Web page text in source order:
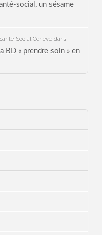
social, un sésame
Social Genèvedans
BD « prendre soin » en